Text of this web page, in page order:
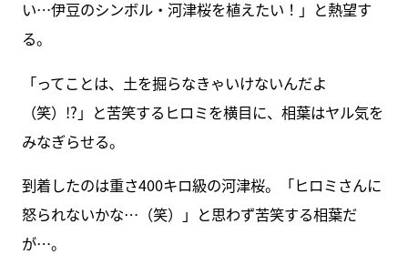
い…伊豆のシンボル・河津桜を植えたい！」と熱望す
る。
「ってことは、土を掘らなきゃいけないんだよ
（笑）!?」と苦笑するヒロミを横目に、相葉はヤル気を
みなぎらせる。
到着したのは重さ400キロ級の河津桜。「ヒロミさんに
怒られないかな…（笑）」と思わず苦笑する相葉だ
が…。